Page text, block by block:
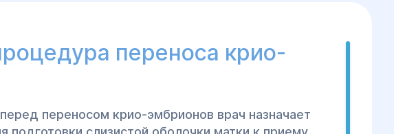
переноса крио-
переносом крио-эмбрионов врач назначает